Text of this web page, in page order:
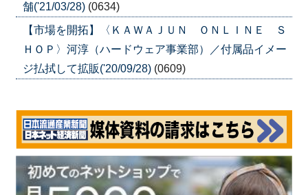
舗('21/03/28) (0634)
【市場を開拓】〈ＫＡＷＡＪＵＮ ＯＮＬＩＮＥ Ｓ
ＨＯＰ〉河淳（ハードウェア事業部）／付属品イメー
ジ払拭して拡販('20/09/28) (0609)